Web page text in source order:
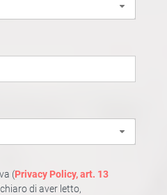
(Privacy Policy, art. 13
di aver letto,